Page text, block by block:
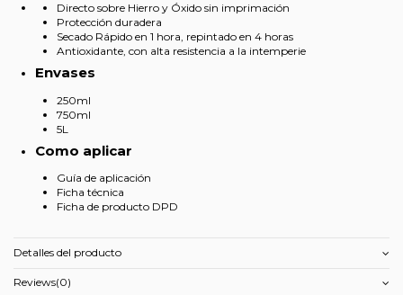
Directo sobre Hierro y Óxido sin imprimación
Protección duradera
Secado Rápido en 1 hora, repintado en 4 horas
Antioxidante, con alta resistencia a la intemperie
Envases
250ml
750ml
5L
Como aplicar
Guía de aplicación
Ficha técnica
Ficha de producto DPD
Detalles del producto
Reviews(0)